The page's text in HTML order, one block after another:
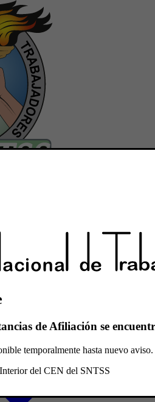
de Afiliación se
temporalmente hasta nuevo
del CEN del SNTSS